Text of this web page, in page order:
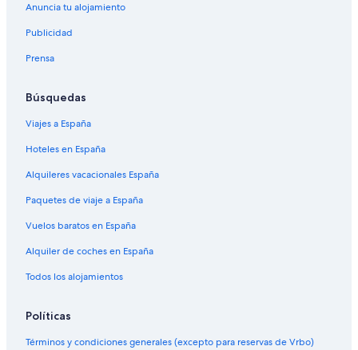
Anuncia tu alojamiento
Publicidad
Prensa
Búsquedas
Viajes a España
Hoteles en España
Alquileres vacacionales España
Paquetes de viaje a España
Vuelos baratos en España
Alquiler de coches en España
Todos los alojamientos
Políticas
Términos y condiciones generales (excepto para reservas de Vrbo)